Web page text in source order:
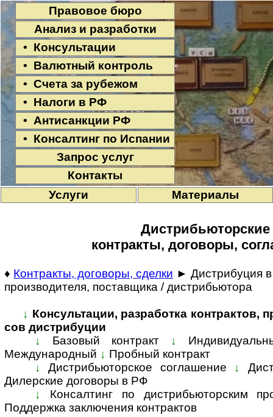
Правовое бюро
Анализ и разработки
• Консультации
• Валютный контроль
• Счета за рубежом
• Налоги в РФ
• Антисанкции РФ
• Консалтинг по Испании
Запрос услуг
Контакты
Услуги
Материалы
Дистрибьюторские
контракты, договоры,
♦ Контракты, договоры, сделки ► Дистрибуция
производителя, поставщика / дистрибьютора
↓ Консультации, разработка контрактов,
сов дист­ри­буции
↓
Базовый контракт ↓
Международный ↓ Пробный контракт
↓
Дистрибьюторское соглашение ↓
Дилерские договоры в РФ
↓
Консалтинг по дистрибьюторским
Поддержка заключения контрактов